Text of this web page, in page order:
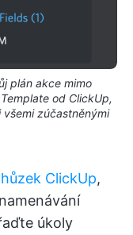
plán akce mimo
od ClickUp,
zúčastněnými
ClickUp,
úkoly